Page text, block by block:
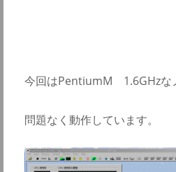
今回はPentiumM 1.6GHzな
問題なく動作しています。